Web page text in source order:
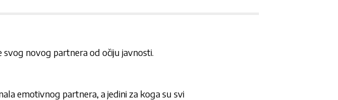
svog novog partnera od očiju javnosti.
emotivnog partnera, a jedini za koga su svi